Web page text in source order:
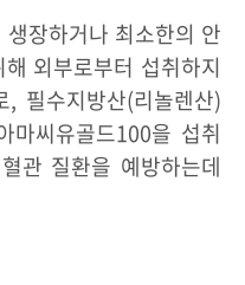
장하거나 최소한의 안
외부로부터 섭취하지
필수지방산(리놀렌산)
마씨유골드100을 섭취
관 질환을 예방하는데